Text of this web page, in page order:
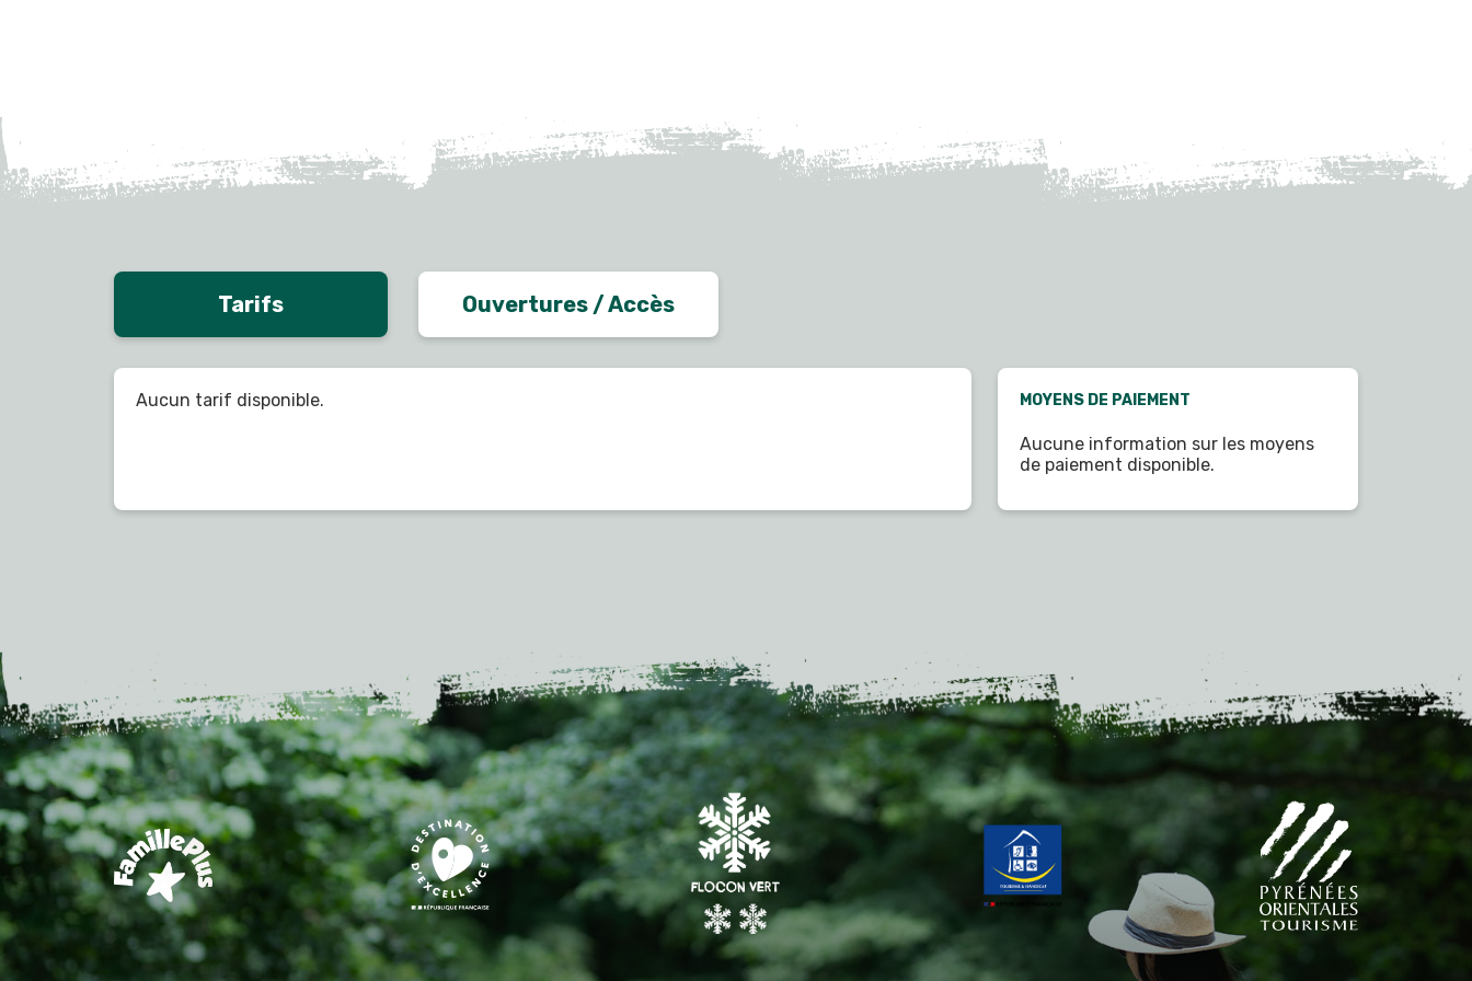
Tarifs Ouvertures / Accès
Aucun tarif disponible. MOYENS DE PAIEMENT
Aucune information sur les moyens
de paiement disponible.